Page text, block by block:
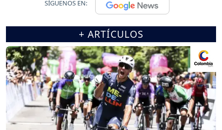
SÍGUENOS EN:
+ ARTÍCULOS